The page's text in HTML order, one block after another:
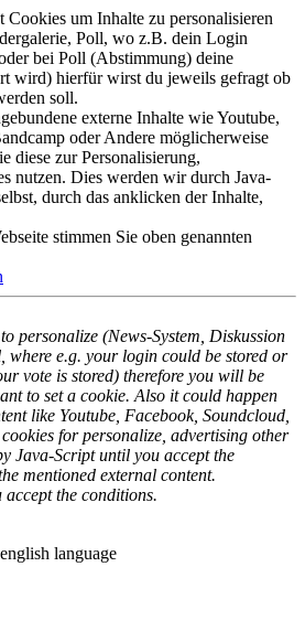
Cookies um Inhalte zu personalisieren
Poll, wo z.B. dein Login
bei Poll (Abstimmung) deine
wird) hierfür wirst du jeweils gefragt ob
soll.
externe Inhalte wie Youtube,
oder Andere möglicherweise
diese zur Personalisierung,
nutzen. Dies werden wir durch Java-
durch das anklicken der Inhalte,
stimmen Sie oben genannten
personalize (News-System, Diskussion
where e.g. your login could be stored or
vote is stored) therefore you will be
to set a cookie. Also it could happen
like Youtube, Facebook, Soundcloud,
for personalize, advertising other
Java-Script until you accept the
mentioned external content.
the conditions.